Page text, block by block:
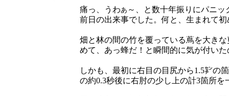
痛っ、うわあ ～、と数十年振りにパニ
前日の出来事でした。何と、生まれて初
畑と林の間の竹を覆っている蔦を大き
めて、あっ蜂だ！と瞬間的に気が付い
しかも、最初に右目の目尻から1.5㌢の
の約0.3秒後に右肘の少し上の計3箇所